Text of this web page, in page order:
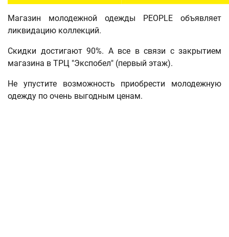
Магазин молодежной одежды PEOPLE объявляет
ликвидацию коллекций.
Скидки достигают 90%. А все в связи с закрытием
магазина в ТРЦ "Экспобел" (первый этаж).
Не упустите возможность приобрести молодежную
одежду по очень выгодным ценам.